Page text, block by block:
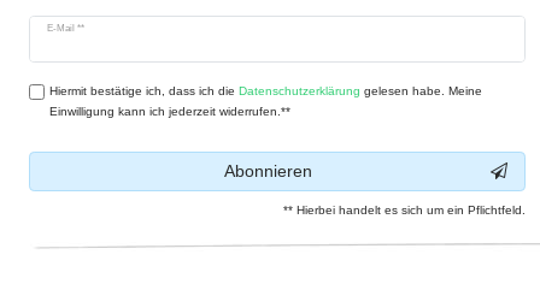
E-Mail **
Newsletter
Hiermit bestätige ich, dass ich die Daten­schutz­erklärung gelesen habe. Meine
Einwilligung kann ich jederzeit widerrufen.**
Abonnieren
** Hierbei handelt es sich um ein Pflichtfeld.